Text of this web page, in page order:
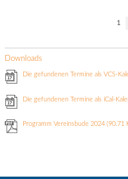
1
Downloads
Die gefundenen Termine als VCS-
Die gefundenen Termine als iCal-
Programm Vereinsbude 2024(90.71